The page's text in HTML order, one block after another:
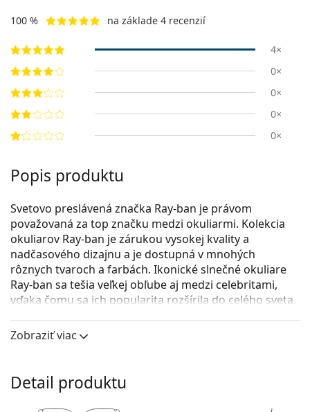
100 % na základe 4 recenzií
4×
0×
0×
0×
0×
Popis produktu
Svetovo preslávená značka Ray-ban je právom
považovaná za top značku medzi okuliarmi. Kolekcia
okuliarov Ray-ban je zárukou vysokej kvality a
nadčasového dizajnu a je dostupná v mnohých
rôznych tvaroch a farbách. Ikonické slnečné okuliare
Ray-ban sa tešia veľkej obľube aj medzi celebritami,
vďaka čomu sa ich popularita rozšírila do celého sveta.
Ray-Ban RB3457 006/8G 59sú unisex slnečné okuliare.
Rám okuliarov
Čierna farba rámov skvele ladí so studeným
Zobraziť viac
Detail produktu